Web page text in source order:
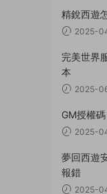
精銳西遊
2025-
完美世界
本
2025-
GM授權
2025-
夢回西遊
報錯
2025-